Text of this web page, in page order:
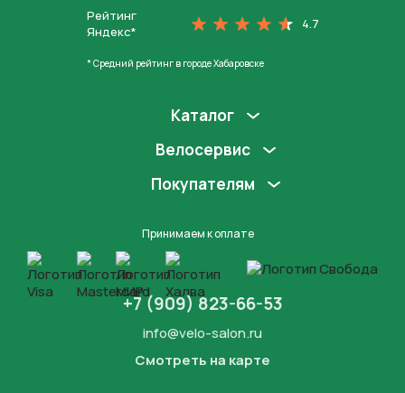
Рейтинг
Яндекс*
4.7
* Средний рейтинг в городе Хабаровске
Каталог
Велосервис
Покупателям
Принимаем к оплате
+7 (909) 823-66-53
info@velo-salon.ru
Смотреть на карте